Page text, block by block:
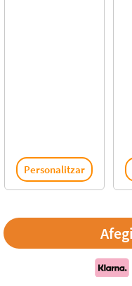
Personalitzar